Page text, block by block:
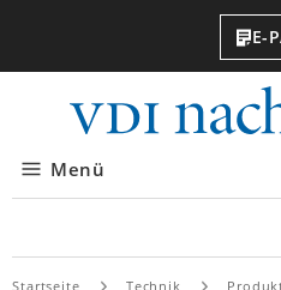
E-
Menü
Startseite Technik